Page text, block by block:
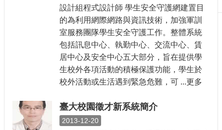
壇
設計組程式設計師 學生安全守護網建置目
的為利用網際網路與資訊技術，加強軍訓
室服務團隊學生安全守護工作。整體系統
包括訊息中心、執勤中心、交流中心、賃
居中心及安全中心五大部分，旨在提供學
生校外各項活動的積極保護功能，學生於
校外活動或生活遇到緊急危難，可 ...更多
臺大校園徵才新系統簡介
2013-12-20